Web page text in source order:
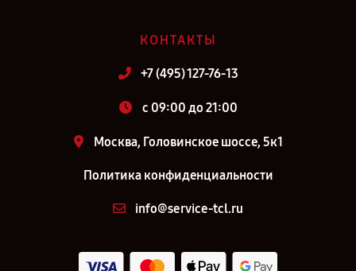
КОНТАКТЫ
+7 (495) 127-76-13
c 09:00 до 21:00
Москва, Головинское шоссе, 5к1
Политика конфиденциальности
info@service-tcl.ru